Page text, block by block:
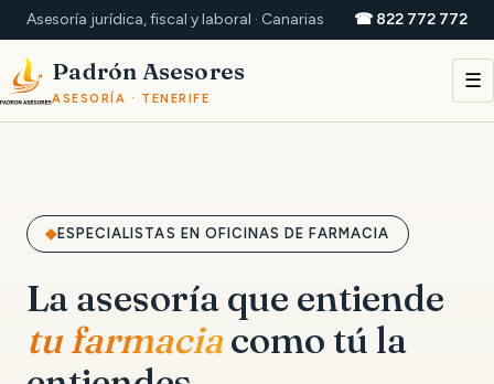
Asesoría jurídica, fiscal y laboral · Canarias ☎ 822 772 772
Padrón Asesores
ASESORÍA · TENERIFE
☰
ESPECIALISTAS EN OFICINAS DE FARMACIA
La asesoría que entiende
tu farmaciacomo tú la